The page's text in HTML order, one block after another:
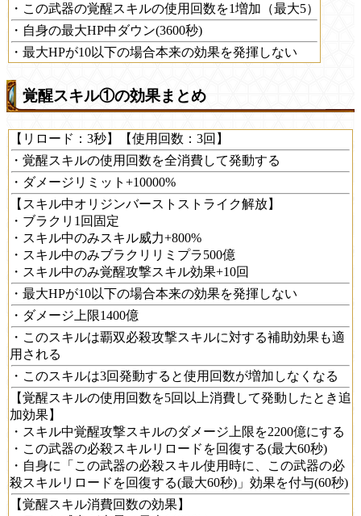
・この武器の覚醒スキルの使用回数を1増加（最大5）
・自身の最大HP中ダウン(3600秒)
・最大HPが10以下の場合本来の効果を発揮しない
覚醒スキル①の効果まとめ
【リロード：3秒】【使用回数：3回】
・覚醒スキルの使用回数を全消費して発動する
・ダメージリミット+10000%
【スキル中オリジンバーストストライク解放】
・ブラクリ1回固定
・スキル中のみスキル威力+800%
・スキル中のみブラクリリミプラ500億
・スキル中のみ覚醒攻撃スキル効果+10回
・最大HPが10以下の場合本来の効果を発揮しない
・ダメージ上限1400億
・このスキルは覇双必殺攻撃スキルに対する補助効果も適
用される
・このスキルは3回発動すると使用回数が増加しなくなる
【覚醒スキルの使用回数を5回以上消費して発動したとき追
加効果】
・スキル中覚醒攻撃スキルのダメージ上限を2200億にする
・この武器の必殺スキルリロードを回復する(最大60秒)
・自身に「この武器の必殺スキル使用時に、この武器の必
殺スキルリロードを回復する(最大60秒)」効果を付与(60秒)
【覚醒スキル消費回数の効果】